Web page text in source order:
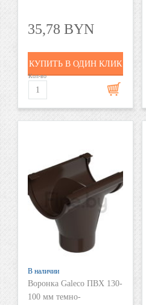
35,78 BYN
Кол-во
КУПИТЬ В ОДИН КЛИК
В наличии
Воронка Galeco ПВХ 130-
100 мм темно-